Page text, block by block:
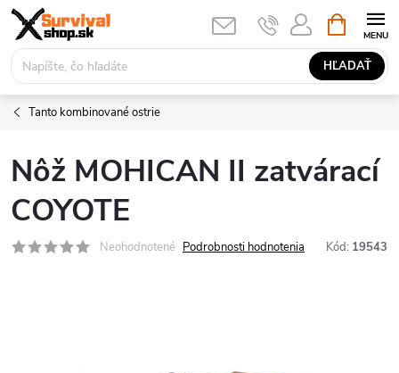
Prejsť
obsah
HĽADAŤ
KOŠÍK
Tanto kombinované ostrie
Nôž MOHICAN II zatvárací
COYOTE
Neohodnotené Podrobnosti hodnotenia Kód: 19543